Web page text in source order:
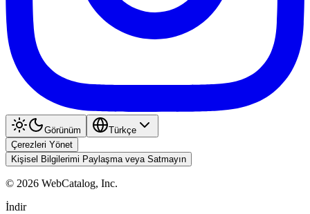
Görünüm
Türkçe
Çerezleri Yönet
Kişisel Bilgilerimi Paylaşma veya Satmayın
© 2026 WebCatalog, Inc.
İndir